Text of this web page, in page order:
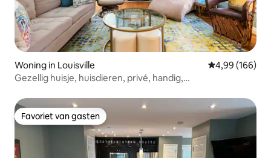
Woning in Louisville Gemiddelde
4,99 (166)
Gezellig huisje, huisdieren, privé, handig,
Favoriet van gasten
Favoriet van gasten